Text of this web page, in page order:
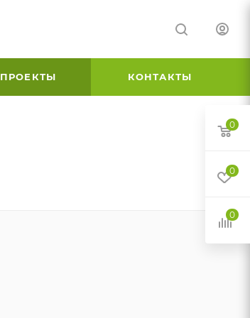
ПРОЕКТЫ КОНТАКТЫ
0
0
0